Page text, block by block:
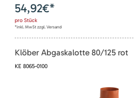
54,92€*
pro Stück
*inkl. MwSt zzgl. Versand
Klöber Abgaskalotte 80/125 rot
KE 8065-0100